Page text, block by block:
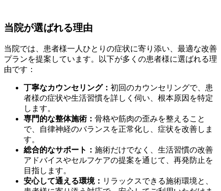
当院が選ばれる理由
当院では、患者様一人ひとりの症状に寄り添い、最適な改善
プランを提案しています。以下が多くの患者様に選ばれる理
由です：
丁寧なカウンセリング： 初回のカウンセリングで、患
者様の症状や生活習慣を詳しく伺い、根本原因を特定
します。
専門的な整体施術： 骨格や筋肉の歪みを整えること
で、自律神経のバランスを正常化し、症状を改善しま
す。
総合的なサポート： 施術だけでなく、生活習慣の改善
アドバイスやセルフケアの提案を通じて、再発防止を
目指します。
安心して通える環境： リラックスできる施術環境と、